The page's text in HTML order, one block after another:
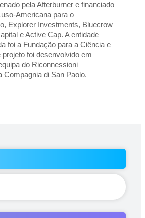
pela Afterburner e financiado
Americana para o
Explorer Investments, Bluecrow
e Active Cap. A entidade
foi a Fundação para a Ciência e
projeto foi desenvolvido em
do Riconnessioni –
Compagnia di San Paolo.